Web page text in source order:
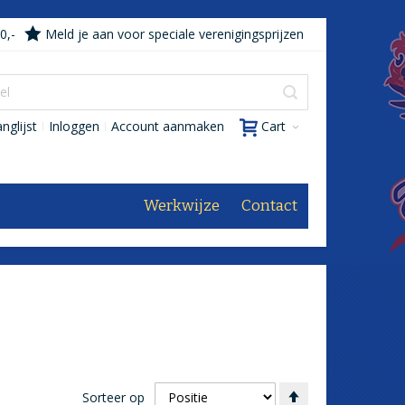
Meld je aan voor speciale verenigingsprijzen
Cart
Inloggen Account aanmaken
Contact
Werkwijze
Sorteer op